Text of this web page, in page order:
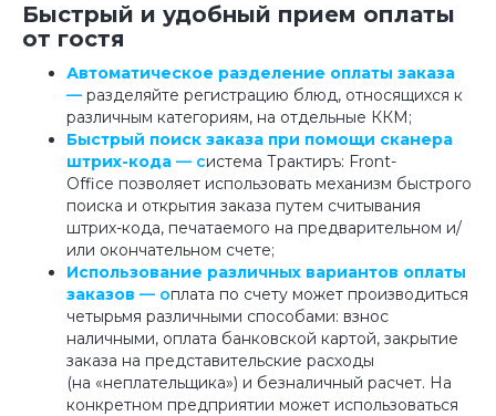
Быстрый и удобный прием оплаты
от гостя
Автоматическое разделение оплаты заказа
— разделяйте регистрацию блюд, относящихся к
различным категориям, на отдельные ККМ;
Быстрый поиск заказа при помощи сканера
штрих-кода — система Трактиръ: Front-
Office позволяет использовать механизм быстрого
поиска и открытия заказа путем считывания
штрих-кода, печатаемого на предварительном и/
или окончательном счете;
Использование различных вариантов оплаты
заказов — оплата по счету может производиться
четырьмя различными способами: взнос
наличными, оплата банковской картой, закрытие
заказа на представительские расходы
(на «неплательщика») и безналичный расчет. На
конкретном предприятии может использоваться